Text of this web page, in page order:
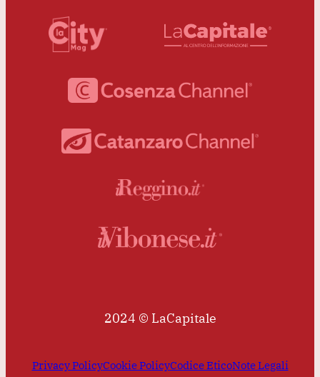
2024 © LaCapitale
Privacy PolicyCookie PolicyCodice EticoNote Legali